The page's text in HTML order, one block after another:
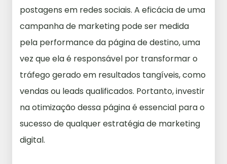
postagens em redes sociais. A eficácia de uma
campanha de marketing pode ser medida
pela performance da página de destino, uma
vez que ela é responsável por transformar o
tráfego gerado em resultados tangíveis, como
vendas ou leads qualificados. Portanto, investir
na otimização dessa página é essencial para o
sucesso de qualquer estratégia de marketing
digital.